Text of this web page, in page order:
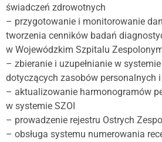
świadczeń zdrowotnych
– przygotowanie i monitorowanie
tworzenia cenników badań
w Wojewódzkim Szpitalu
– zbieranie i uzupełnianie w
dotyczących zasobów personalnych
– aktualizowanie harmonogramów
w systemie SZOI
– prowadzenie rejestru Ostrych
– obsługa systemu numerowania